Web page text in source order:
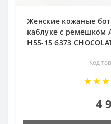
Женские кожаные
каблуке с ремешком
H55-15 6373
Код
4